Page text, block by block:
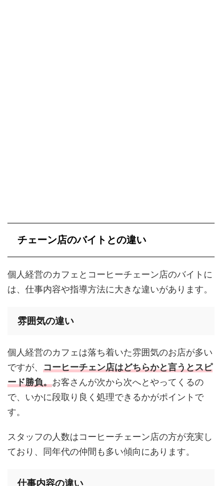
チェーン店のバイトとの違い
個人経営のカフェとコーヒーチェーン店のバイトに
は、仕事内容や指導方法に大きな違いがあります。
雰囲気の違い
個人経営のカフェは落ち着いた雰囲気のお店が多い
ですが、 コーヒーチェン店はどちらかと言うとスピ
ード勝負。お客さんが次から次へとやってくるの
で、いかに段取り良く処理できるかがポイントで
す。
スタッフの人数はコーヒーチェーン店の方が充実し
ており、同年代の仲間も多い傾向にあります。
仕事内容の違い